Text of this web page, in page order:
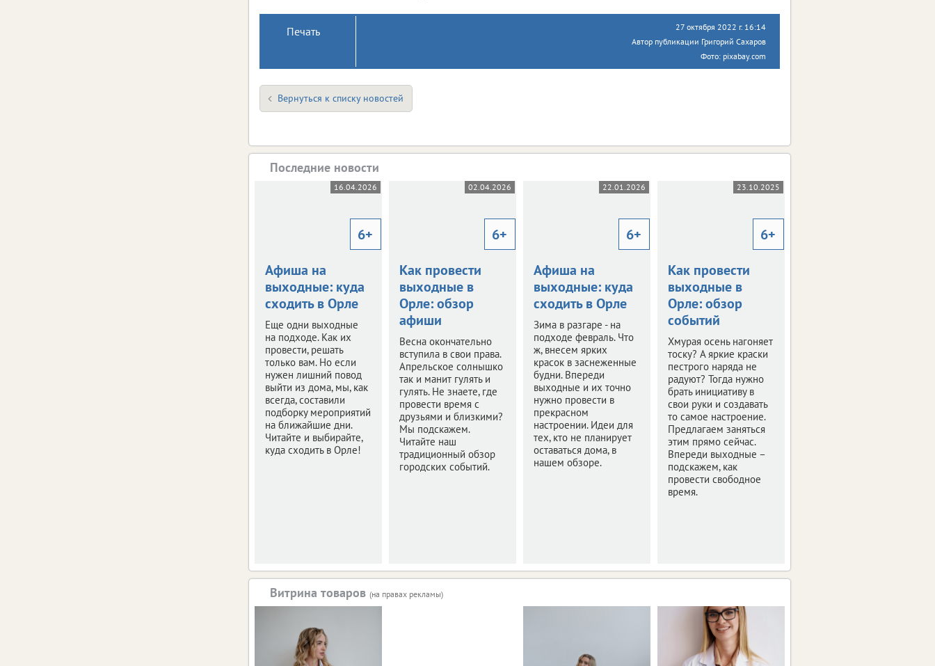
Печать
27 октября 2022 г. 16:14
Автор публикации Григорий Сахаров
Фото: pixabay.com
Вернуться к списку новостей
Последние новости
16.04.2026
6+
Афиша на
выходные: куда
сходить в Орле
Еще одни выходные
на подходе. Как их
провести, решать
только вам. Но если
нужен лишний повод
выйти из дома, мы, как
всегда, составили
подборку мероприятий
на ближайшие дни.
Читайте и выбирайте,
куда сходить в Орле!
02.04.2026
6+
Как провести
выходные в
Орле: обзор
афиши
Весна окончательно
вступила в свои права.
Апрельское солнышко
так и манит гулять и
гулять. Не знаете, где
провести время с
друзьями и близкими?
Мы подскажем.
Читайте наш
традиционный обзор
городских событий.
22.01.2026
6+
Афиша на
выходные: куда
сходить в Орле
Зима в разгаре - на
подходе февраль. Что
ж, внесем ярких
красок в заснеженные
будни. Впереди
выходные и их точно
нужно провести в
прекрасном
настроении. Идеи для
тех, кто не планирует
оставаться дома, в
нашем обзоре.
23.10.2025
6+
Как провести
выходные в
Орле: обзор
событий
Хмурая осень нагоняет
тоску? А яркие краски
пестрого наряда не
радуют? Тогда нужно
брать инициативу в
свои руки и создавать
то самое настроение.
Предлагаем заняться
этим прямо сейчас.
Впереди выходные –
подскажем, как
провести свободное
время.
Витрина товаров (на правах рекламы)